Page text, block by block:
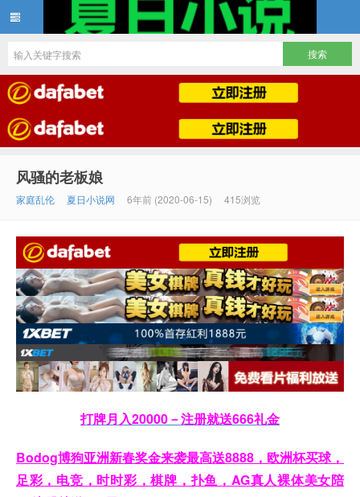
夏日小说
风骚的老板娘
家庭乱伦 夏日小说网 6年前 (2020-06-15) 415浏览
打牌月入20000－注册就送666礼金
Bodog博狗亚洲新春奖金来袭最高送8888，欧洲杯买球，
足彩，电竞，时时彩，棋牌，扑鱼，AG真人裸体美女陪